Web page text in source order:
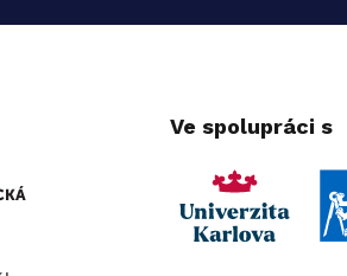
Ve spolupráci s